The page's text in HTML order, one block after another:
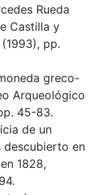
Rueda
Castilla y
pp.
greco-
Arqueológico
45-83.
de un
en
1828,